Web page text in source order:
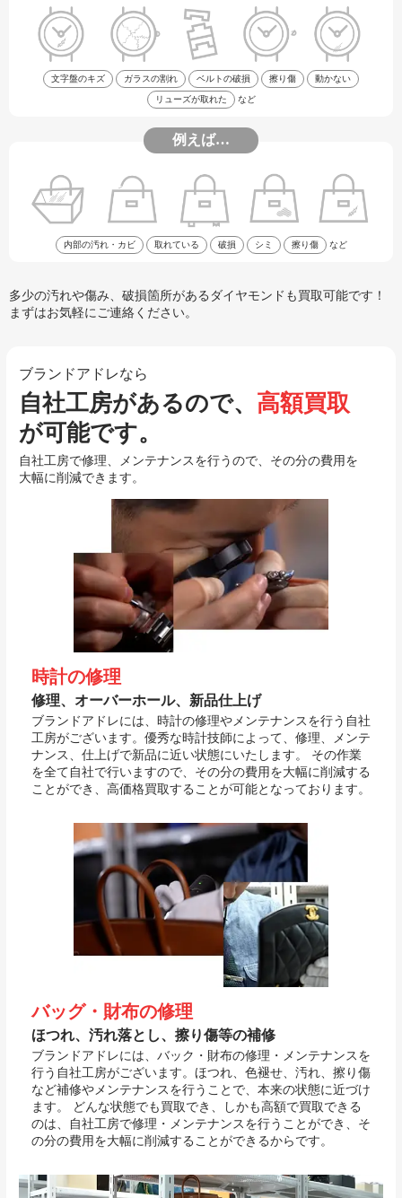
文字盤のキズ ガラスの割れ ベルトの破損 擦り傷 動かない
リューズが取れた など
例えば…
内部の汚れ・カビ 取れている 破損 シミ 擦り傷 など
多少の汚れや傷み、破損箇所があるダイヤモンドも買取可能です！
まずはお気軽にご連絡ください。
ブランドアドレなら
自社工房があるので、 高額買取
が可能です。
自社工房で修理、メンテナンスを行うので、その分の費用を
大幅に削減できます。
時計の修理
修理、オーバーホール、新品仕上げ
ブランドアドレには、時計の修理やメンテナンスを行う自社
工房がございます。優秀な時計技師によって、修理、メンテ
ナンス、仕上げで新品に近い状態にいたします。 その作業
を全て自社で行いますので、その分の費用を大幅に削減する
ことができ、高価格買取することが可能となっております。
バッグ・財布の修理
ほつれ、汚れ落とし、擦り傷等の補修
ブランドアドレには、バック・財布の修理・メンテナンスを
行う自社工房がございます。ほつれ、色褪せ、汚れ、擦り傷
など補修やメンテナンスを行うことで、本来の状態に近づけ
ます。 どんな状態でも買取でき、しかも高額で買取できる
のは、自社工房で修理・メンテナンスを行うことができ、そ
の分の費用を大幅に削減することができるからです。